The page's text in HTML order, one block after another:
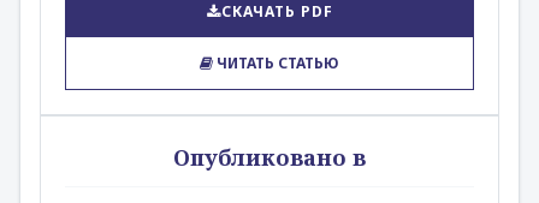
СКАЧАТЬ PDF
ЧИТАТЬ СТАТЬЮ
Опубликовано в